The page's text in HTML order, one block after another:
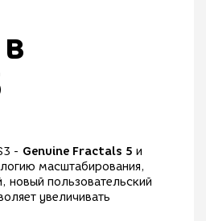
- Genuine Fractals 5 и
масштабирования,
новый пользовательский
увеличивать